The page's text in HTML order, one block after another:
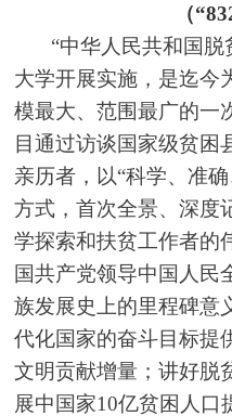
（
“中华人民共和国
大学开展实施，是迄今
模最大、范围最广的一
目通过访谈国家级贫困
亲历者，以“科学、准
方式，首次全景、深度
学探索和扶贫工作者的
国共产党领导中国人民
族发展史上的里程碑意
代化国家的奋斗目标提
文明贡献增量；讲好脱
展中国家10亿贫困人口